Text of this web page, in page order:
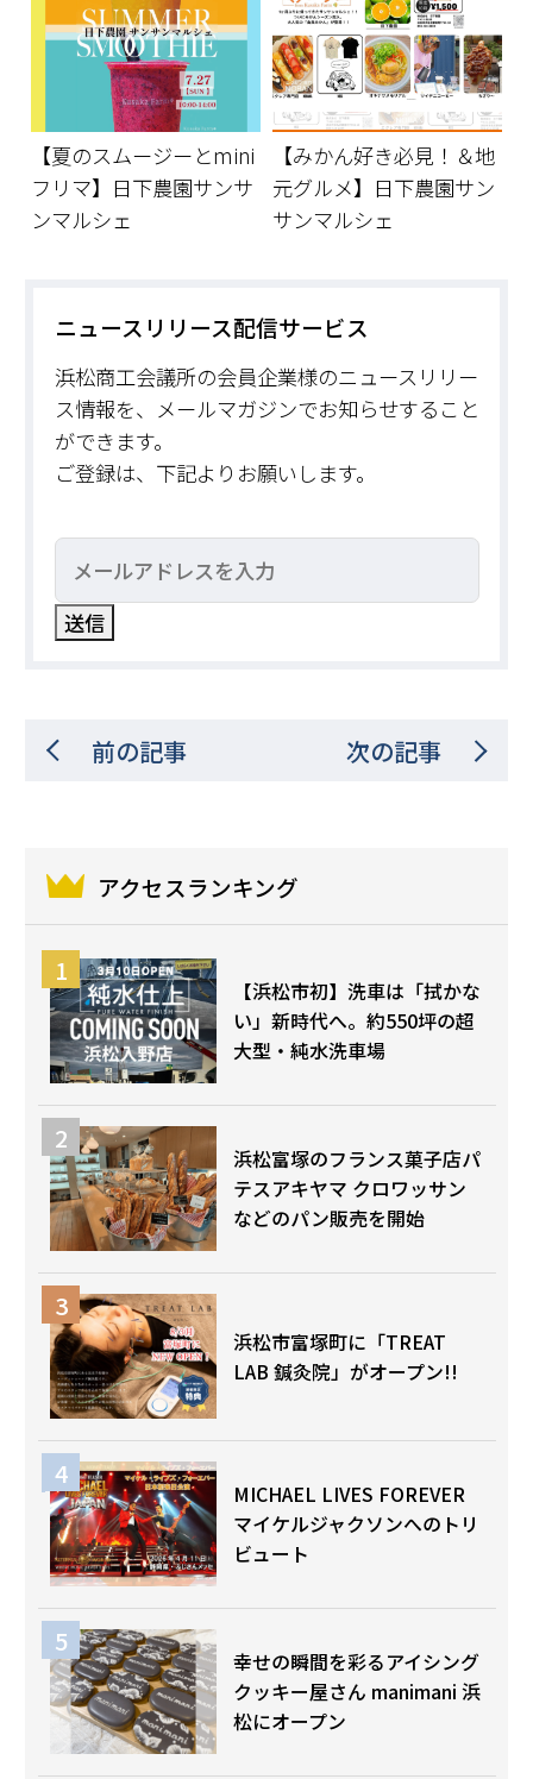
【夏のスムージーとmini
フリマ】日下農園サンサ
ンマルシェ
【みかん好き必見！＆地
元グルメ】日下農園サン
サンマルシェ
ニュースリリース配信サービス
浜松商工会議所の会員企業様のニュースリリー
ス情報を、メールマガジンでお知らせすること
ができます。
ご登録は、下記よりお願いします。
前の記事 次の記事
アクセスランキング
【浜松市初】洗車は「拭かな
い」新時代へ。約550坪の超
大型・純水洗車場
浜松富塚のフランス菓子店パ
テスアキヤマ クロワッサン
などのパン販売を開始
浜松市富塚町に「TREAT
LAB 鍼灸院」がオープン!!
MICHAEL LIVES FOREVER
マイケルジャクソンへのトリ
ビュート
幸せの瞬間を彩るアイシング
クッキー屋さん manimani 浜
松にオープン